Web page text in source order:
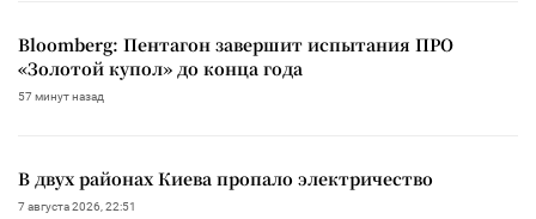
Bloomberg: Пентагон завершит испытания ПРО
«Золотой купол» до конца года
57 минут назад
В двух районах Киева пропало электричество
7 августа 2026, 22:51